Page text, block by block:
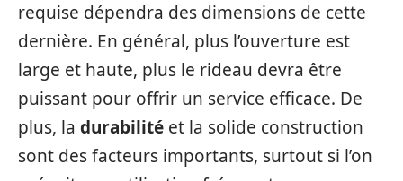
requise dépendra des dimensions de cette
dernière. En général, plus l’ouverture est
large et haute, plus le rideau devra être
puissant pour offrir un service efficace. De
plus, la durabilité et la solide construction
sont des facteurs importants, surtout si l’on